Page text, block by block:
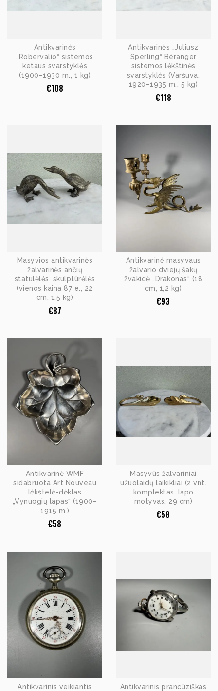
Antikvarinės
„Robervalio“ sistemos
ketaus svarstyklės
(1900–1930 m., 1 kg)
€108
Antikvarinės „Juliusz
Sperling“ Béranger
sistemos lėkštinės
svarstyklės (Varšuva,
1920–1935 m., 5 kg)
€118
Masyvios antikvarinės
žalvarinės ančių
statulėlės, skulptūrėlės
(vienos kaina 87 e., 22
cm, 1,5 kg)
€87
Antikvarinė masyvaus
žalvario dviejų šakų
žvakidė „Drakonas“ (18
cm, 1,2 kg)
€93
Antikvarinė WMF
sidabruota Art Nouveau
lėkštelė-dėklas
„Vynuogių lapas“ (1900–
1915 m.)
€58
Masyvūs žalvariniai
užuolaidų laikikliai (2 vnt.
komplektas, lapo
motyvas, 29 cm)
€58
Antikvarinis veikiantis
Antikvarinis prancūziškas